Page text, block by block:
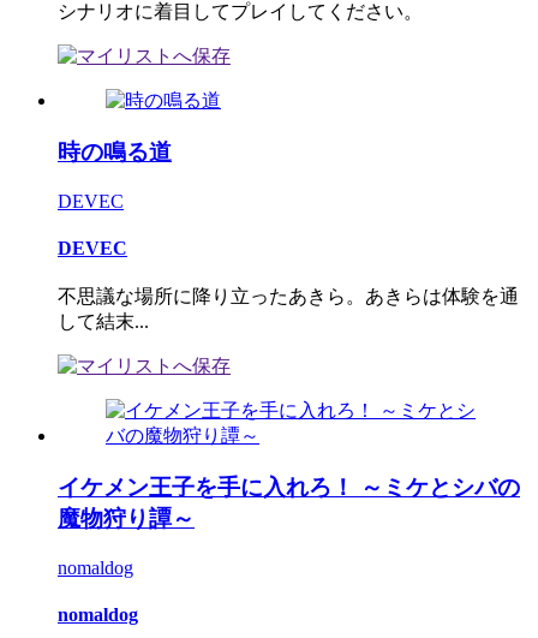
シナリオに着目してプレイしてください。
時の鳴る道
DEVEC
DEVEC
不思議な場所に降り立ったあきら。あきらは体験を通
して結末...
イケメン王子を手に入れろ！ ～ミケとシバの
魔物狩り譚～
nomaldog
nomaldog